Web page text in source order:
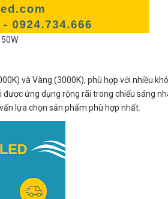
và Vàng (3000K), phù hợp với nhiều
ứng dụng rộng rãi trong chiếu sáng
lựa chọn sản phẩm phù hợp nhất.